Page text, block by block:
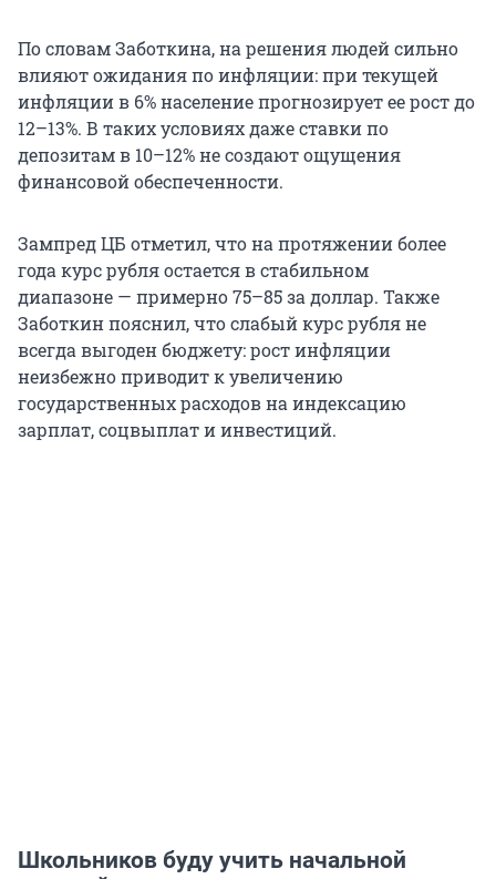
По словам Заботкина, на решения людей сильно
влияют ожидания по инфляции: при текущей
инфляции в 6% население прогнозирует ее рост до
12–13%. В таких условиях даже ставки по
депозитам в 10–12% не создают ощущения
финансовой обеспеченности.
Зампред ЦБ отметил, что на протяжении более
года курс рубля остается в стабильном
диапазоне — примерно 75–85 за доллар. Также
Заботкин пояснил, что слабый курс рубля не
всегда выгоден бюджету: рост инфляции
неизбежно приводит к увеличению
государственных расходов на индексацию
зарплат, соцвыплат и инвестиций.
Школьников буду учить начальной